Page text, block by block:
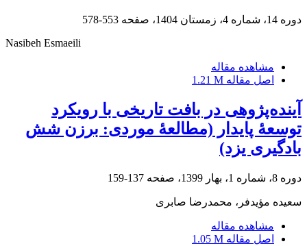
دوره 14، شماره 4، زمستان 1404، صفحه
553-578
Nasibeh Esmaeili
مشاهده مقاله
اصل مقاله 1.21 M
آینده‌پژوهی در بافت تاریخی با رویکرد
توسعۀ پایدار (مطالعۀ موردی: برزن شش
بادگیری یزد)
دوره 8، شماره 1، بهار 1399، صفحه 137-159
سعیده مؤیدفر، محمدرضا صابری
مشاهده مقاله
اصل مقاله 1.05 M